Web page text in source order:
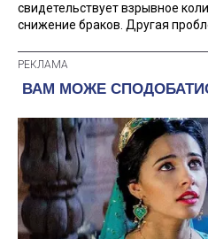
свидетельствует взрывное
снижение браков. Другая